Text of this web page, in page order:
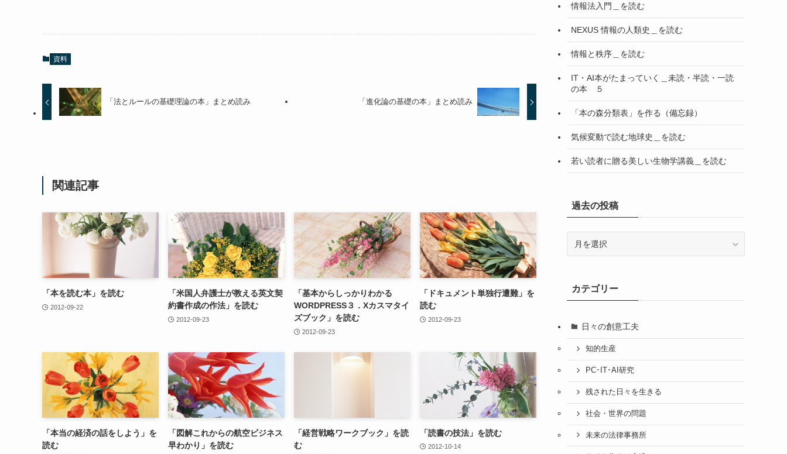
資料
「法とルールの基礎理論の本」まとめ読み 「進化論の基礎の本」まとめ読み
関連記事
「本を読む本」を読む
2012-09-22
「米国人弁護士が教える英文契
約書作成の作法」を読む
2012-09-23
「基本からしっかりわかる
WORDPRESS３．Xカスマタイ
ズブック」を読む
2012-09-23
「ドキュメント単独行遭難」を
読む
2012-09-23
「本当の経済の話をしよう」を
読む
「図解これからの航空ビジネス
早わかり」を読む
「経営戦略ワークブック」を読
む
「読書の技法」を読む
2012-10-14
情報法入門＿を読む
NEXUS 情報の人類史＿を読む
情報と秩序＿を読む
IT・AI本がたまっていく＿未読・半読・一読
の本 ５
「本の森分類表」を作る（備忘録）
気候変動で読む地球史＿を読む
若い読者に贈る美しい生物学講義＿を読む
過去の投稿
稿カテゴリー
日々の創意工夫
知的生産
PC･IT･AI研究
残された日々を生きる
社会・世界の問題
未来の法律事務所